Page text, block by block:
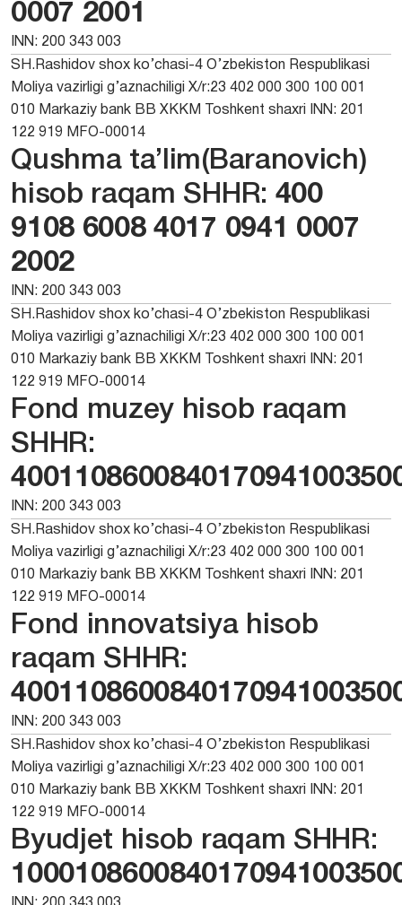
0007 2001
INN: 200 343 003
SH.Rashidov shox ko’chasi-4 O’zbekiston Respublikasi
Moliya vazirligi g’aznachiligi X/r:23 402 000 300 100 001
010 Markaziy bank BB XKKM Toshkent shaxri INN: 201
122 919 MFO-00014
Qushma ta’lim(Baranovich)
hisob raqam SHHR: 400
9108 6008 4017 0941 0007
2002
INN: 200 343 003
SH.Rashidov shox ko’chasi-4 O’zbekiston Respublikasi
Moliya vazirligi g’aznachiligi X/r:23 402 000 300 100 001
010 Markaziy bank BB XKKM Toshkent shaxri INN: 201
122 919 MFO-00014
Fond muzey hisob raqam
SHHR:
INN: 200 343 003
SH.Rashidov shox ko’chasi-4 O’zbekiston Respublikasi
Moliya vazirligi g’aznachiligi X/r:23 402 000 300 100 001
010 Markaziy bank BB XKKM Toshkent shaxri INN: 201
122 919 MFO-00014
Fond innovatsiya hisob
raqam SHHR:
INN: 200 343 003
SH.Rashidov shox ko’chasi-4 O’zbekiston Respublikasi
Moliya vazirligi g’aznachiligi X/r:23 402 000 300 100 001
010 Markaziy bank BB XKKM Toshkent shaxri INN: 201
122 919 MFO-00014
Byudjet hisob raqam SHHR: